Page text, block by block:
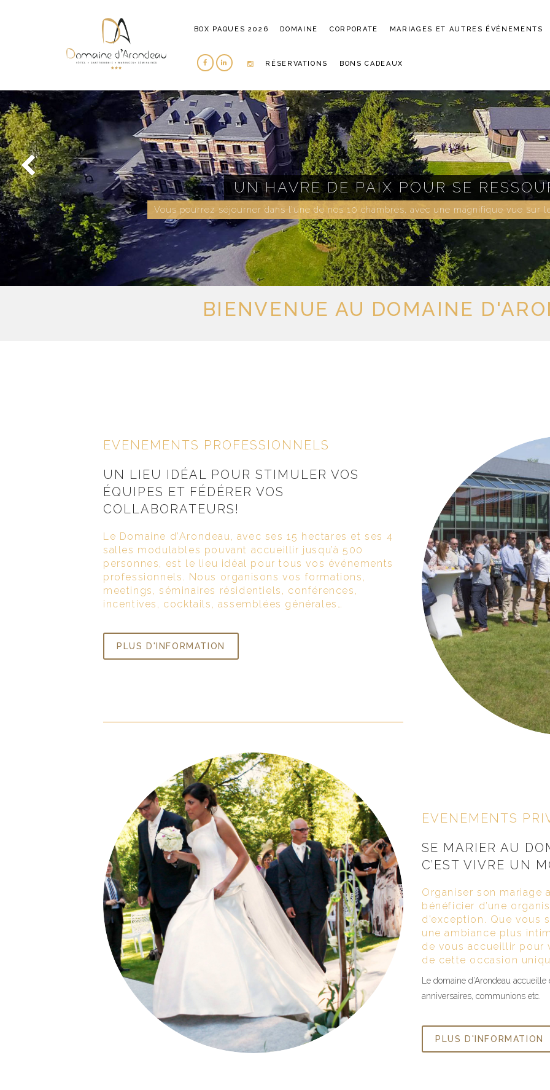
BOX PAQUES 2026 DOMAINE CORPORATE MARIAGES ET AUTRES ÉVÉNEMENTS
RÉSERVATIONS BONS CADEAUX
UN HAVRE DE PAIX POUR SE RESSOURCER
séjourner dans l’une de nos 10 chambres, avec une magnifique vue sur le parc ou sur le plan d’eau.
BIENVENUE AU DOMAINE
EVENEMENTS PROFESSIONNELS
UN LIEU IDÉAL POUR STIMULER VOS
ÉQUIPES ET FÉDÉRER VOS
COLLABORATEURS!
Le Domaine d’Arondeau, avec ses 15 hectares et ses 4
salles modulables pouvant accueillir jusqu’à 500
personnes, est le lieu idéal pour tous vos événements
professionnels. Nous organisons vos formations,
meetings, séminaires résidentiels, conférences,
incentives, cocktails, assemblées générales…
PLUS D'INFORMATION
EVENEMENTS
SE MARIER AU
C’EST VIVRE UN
Organiser son mariage
bénéficier d’une
d’exception. Que vous
une ambiance plus
de vous accueillir pour
de cette occasion
Le domaine d’Arondeau
anniversaires, communions etc.
PLUS D'INFORMATION